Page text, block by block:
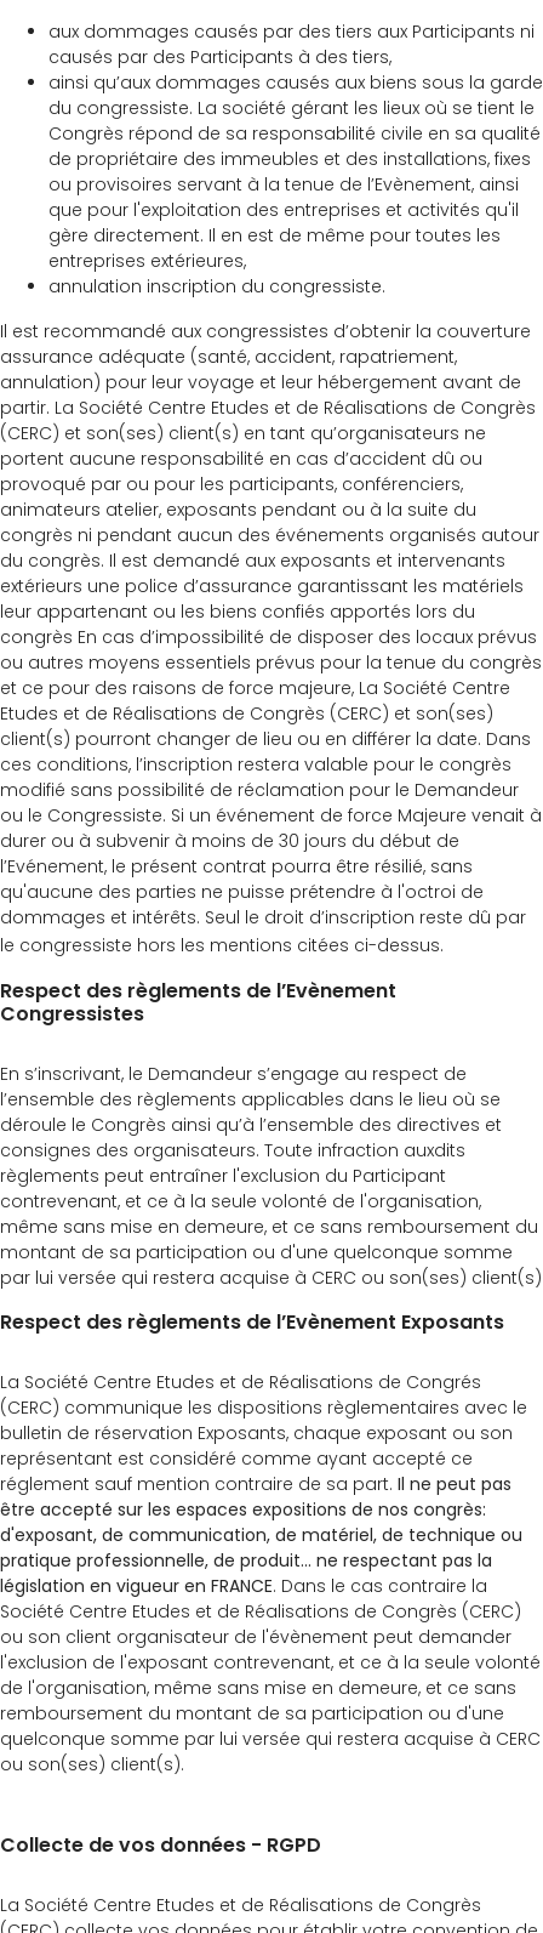
aux dommages causés par des tiers aux Participants ni
causés par des Participants à des tiers,
ainsi qu’aux dommages causés aux biens sous la garde
du congressiste. La société gérant les lieux où se tient le
Congrès répond de sa responsabilité civile en sa qualité
de propriétaire des immeubles et des installations, fixes
ou provisoires servant à la tenue de l’Evènement, ainsi
que pour l'exploitation des entreprises et activités qu'il
gère directement. Il en est de même pour toutes les
entreprises extérieures,
annulation inscription du congressiste.
Il est recommandé aux congressistes d’obtenir la couverture
assurance adéquate (santé, accident, rapatriement,
annulation) pour leur voyage et leur hébergement avant de
partir. La Société Centre Etudes et de Réalisations de Congrès
(CERC) et son(ses) client(s) en tant qu’organisateurs ne
portent aucune responsabilité en cas d’accident dû ou
provoqué par ou pour les participants, conférenciers,
animateurs atelier, exposants pendant ou à la suite du
congrès ni pendant aucun des événements organisés autour
du congrès. Il est demandé aux exposants et intervenants
extérieurs une police d’assurance garantissant les matériels
leur appartenant ou les biens confiés apportés lors du
congrès En cas d’impossibilité de disposer des locaux prévus
ou autres moyens essentiels prévus pour la tenue du congrès
et ce pour des raisons de force majeure, La Société Centre
Etudes et de Réalisations de Congrès (CERC) et son(ses)
client(s) pourront changer de lieu ou en différer la date. Dans
ces conditions, l’inscription restera valable pour le congrès
modifié sans possibilité de réclamation pour le Demandeur
ou le Congressiste. Si un événement de force Majeure venait à
durer ou à subvenir à moins de 30 jours du début de
l’Evénement, le présent contrat pourra être résilié, sans
qu'aucune des parties ne puisse prétendre à l'octroi de
dommages et intérêts. Seul le droit d’inscription reste dû par
le congressiste hors les mentions citées ci-dessus.
Respect des règlements de l’Evènement
Congressistes
En s’inscrivant, le Demandeur s’engage au respect de
l’ensemble des règlements applicables dans le lieu où se
déroule le Congrès ainsi qu’à l’ensemble des directives et
consignes des organisateurs. Toute infraction auxdits
règlements peut entraîner l'exclusion du Participant
contrevenant, et ce à la seule volonté de l'organisation,
même sans mise en demeure, et ce sans remboursement du
montant de sa participation ou d'une quelconque somme
par lui versée qui restera acquise à CERC ou son(ses) client(s)
Respect des règlements de l’Evènement Exposants
La Société Centre Etudes et de Réalisations de Congrés
(CERC) communique les dispositions règlementaires avec le
bulletin de réservation Exposants, chaque exposant ou son
représentant est considéré comme ayant accepté ce
réglement sauf mention contraire de sa part. Il ne peut pas
être accepté sur les espaces expositions de nos congrès:
d'exposant, de communication, de matériel, de technique ou
pratique professionnelle, de produit... ne respectant pas la
législation en vigueur en FRANCE. Dans le cas contraire la
Société Centre Etudes et de Réalisations de Congrès (CERC)
ou son client organisateur de l'évènement peut demander
l'exclusion de l'exposant contrevenant, et ce à la seule volonté
de l'organisation, même sans mise en demeure, et ce sans
remboursement du montant de sa participation ou d'une
quelconque somme par lui versée qui restera acquise à CERC
ou son(ses) client(s).
Collecte de vos données - RGPD
La Société Centre Etudes et de Réalisations de Congrès